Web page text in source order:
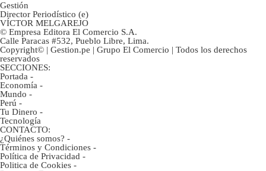
Gestión
Director Periodístico (e)
VÍCTOR MELGAREJO
© Empresa Editora El Comercio S.A.
Calle Paracas #532, Pueblo Libre, Lima.
Copyright© | Gestion.pe | Grupo El Comercio | Todos los derechos
reservados
SECCIONES:
Portada -
Economía -
Mundo -
Perú -
Tu Dinero -
Tecnología
CONTACTO:
¿Quiénes somos? -
Términos y Condiciones -
Política de Privacidad -
Politica de Cookies -